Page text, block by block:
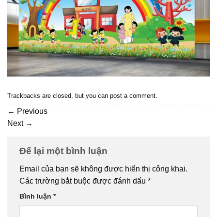
Trackbacks are closed, but you can post a comment.
← Previous
Next →
Để lại một bình luận
Email của bạn sẽ không được hiển thị công khai.
Các trường bắt buộc được đánh dấu *
Bình luận *